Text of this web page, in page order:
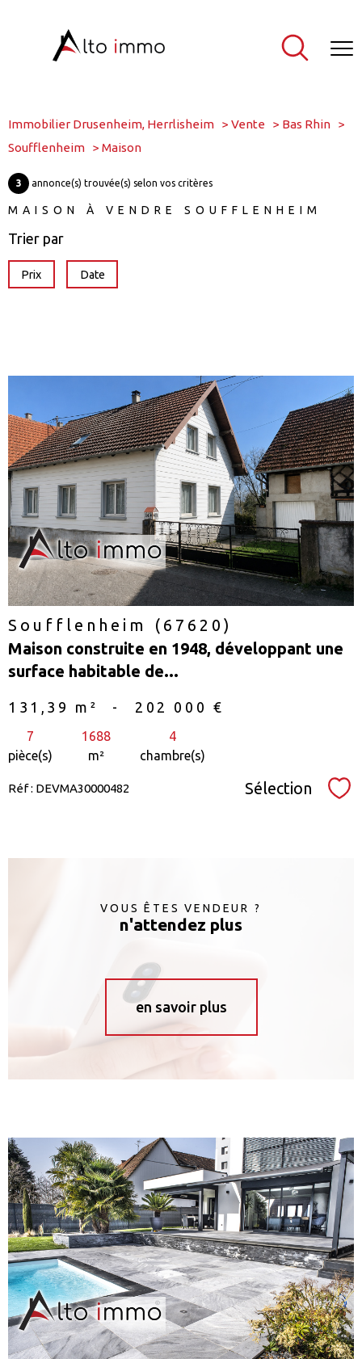
Immobilier Drusenheim, Herrlisheim Vente
Bas Rhin
Soufflenheim
Maison
3 annonce(s) trouvée(s) selon vos critères
MAISON À VENDRE SOUFFLENHEIM
Trier par
Prix Date
voir le
bien
Soufflenheim (67620)
Maison construite en 1948, développant une
surface habitable de...
131,39 m² - 202 000 €
7
pièce(s)
1688
m²
4
chambre(s)
Réf : DEVMA30000482 Sélection
VOUS ÊTES VENDEUR ?
n'attendez plus
en savoir plus
voir le
bien